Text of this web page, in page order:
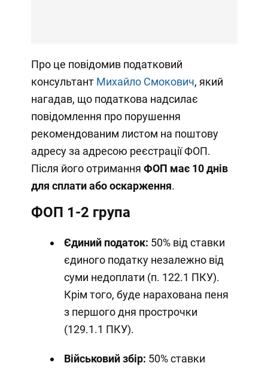
Про це повідомив податковий
консультант Михайло Смокович, який
нагадав, що податкова надсилає
повідомлення про порушення
рекомендованим листом на поштову
адресу за адресою реєстрації ФОП.
Після його отримання ФОП має 10 днів
для сплати або оскарження.
ФОП 1-2 група
Єдиний податок: 50% від ставки
єдиного податку незалежно від
суми недоплати (п. 122.1 ПКУ).
Крім того, буде нарахована пеня
з першого дня прострочки
(129.1.1 ПКУ).
Військовий збір: 50% ставки